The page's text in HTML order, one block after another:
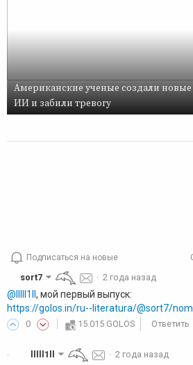
Американские ученые создали
ИИ и забили тревогу
Подписаться на новые
sort7 ·2 года назад
@lllll1ll , мой первый выпуск:
https://golos.in/ru--literatura/@sort7/
0 15.015 GOLOS Ответить
· lllll1ll ·2 года назад